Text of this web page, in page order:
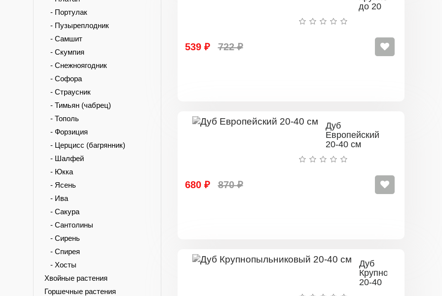
- Портулак
- Пузыреплодник
- Самшит
- Скумпия
- Снежноягодник
- Софора
- Страусник
- Тимьян (чабрец)
- Тополь
- Форзиция
- Церцисс (багрянник)
- Шалфей
- Юкка
- Ясень
- Ива
- Сакура
- Сантолины
- Сирень
- Спирея
- Хосты
Хвойные растения
Горшечные растения
до 20
539 ₽ 722 ₽
Дуб
Европейский
20-40 см
680 ₽ 870 ₽
Дуб
20-40